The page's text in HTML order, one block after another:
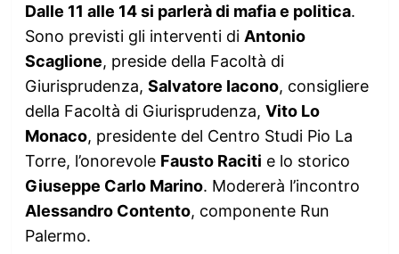
Dalle 11 alle 14 si parlerà di mafia e politica.
Sono previsti gli interventi di Antonio
Scaglione, preside della Facoltà di
Giurisprudenza, Salvatore Iacono, consigliere
della Facoltà di Giurisprudenza, Vito Lo
Monaco, presidente del Centro Studi Pio La
Torre, l’onorevole Fausto Raciti e lo storico
Giuseppe Carlo Marino. Modererà l’incontro
Alessandro Contento, componente Run
Palermo.